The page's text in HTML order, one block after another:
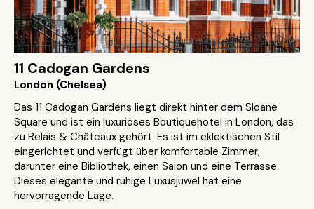
11 Cadogan Gardens
London (Chelsea)
Das 11 Cadogan Gardens liegt direkt hinter dem Sloane
Square und ist ein luxuriöses Boutiquehotel in London, das
zu Relais & Châteaux gehört. Es ist im eklektischen Stil
eingerichtet und verfügt über komfortable Zimmer,
darunter eine Bibliothek, einen Salon und eine Terrasse.
Dieses elegante und ruhige Luxusjuwel hat eine
hervorragende Lage.